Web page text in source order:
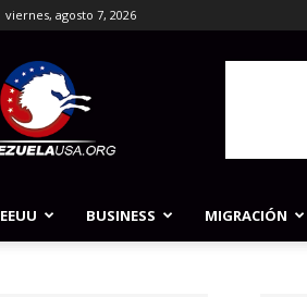
viernes, agosto 7, 2026
Venezuela
USA
EEUU BUSINESS MIGRACIÓN